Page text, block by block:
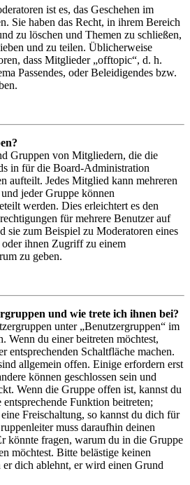
ist es, das Geschehen im
Sie haben das Recht, in ihrem Bereich
zu löschen und Themen zu schließen,
und zu teilen. Üblicherweise
dass Mitglieder „offtopic“, d. h.
Passendes, oder Beleidigendes bzw.
Gruppen von Mitgliedern, die die
in für die Board-Administration
aufteilt. Jedes Mitglied kann mehreren
jeder Gruppe können
werden. Dies erleichtert es den
für mehrere Benutzer auf
sie zum Beispiel zu Moderatoren eines
ihnen Zugriff zu einem
zu geben.
und wie trete ich ihnen bei?
unter „Benutzergruppen“ im
Wenn du einer beitreten möchtest,
entsprechenden Schaltfläche machen.
allgemein offen. Einige erfordern erst
können geschlossen sein und
Wenn die Gruppe offen ist, kannst du
Funktion beitreten;
Freischaltung, so kannst du dich für
muss daraufhin deinen
könnte fragen, warum du in die Gruppe
möchtest. Bitte belästige keinen
dich ablehnt, er wird einen Grund